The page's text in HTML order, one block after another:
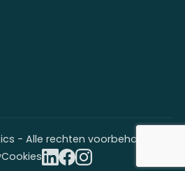
- Alle rechten voorbehouden
Cookies